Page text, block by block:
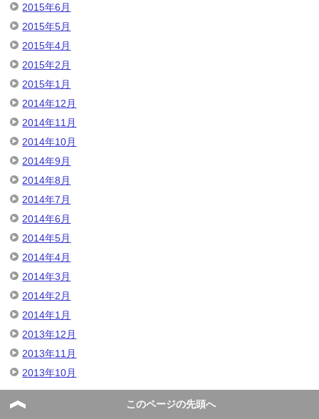
2015年6月
2015年5月
2015年4月
2015年2月
2015年1月
2014年12月
2014年11月
2014年10月
2014年9月
2014年8月
2014年7月
2014年6月
2014年5月
2014年4月
2014年3月
2014年2月
2014年1月
2013年12月
2013年11月
2013年10月
このページの先頭へ